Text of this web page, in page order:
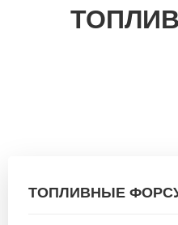
ТОПЛИВНЫЕ